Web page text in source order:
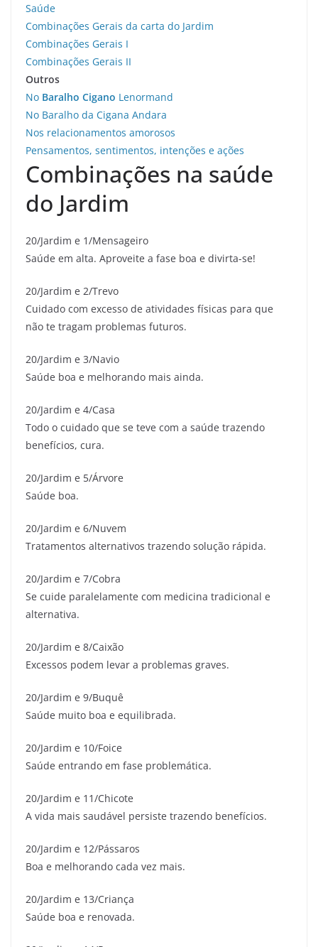
Saúde
Combinações Gerais da carta do Jardim
Combinações Gerais I
Combinações Gerais II
Outros
No Baralho Cigano Lenormand
No Baralho da Cigana Andara
Nos relacionamentos amorosos
Pensamentos, sentimentos, intenções e ações
Combinações na saúde
do Jardim
20/Jardim e 1/Mensageiro
Saúde em alta. Aproveite a fase boa e divirta-se!
20/Jardim e 2/Trevo
Cuidado com excesso de atividades físicas para que
não te tragam problemas futuros.
20/Jardim e 3/Navio
Saúde boa e melhorando mais ainda.
20/Jardim e 4/Casa
Todo o cuidado que se teve com a saúde trazendo
benefícios, cura.
20/Jardim e 5/Árvore
Saúde boa.
20/Jardim e 6/Nuvem
Tratamentos alternativos trazendo solução rápida.
20/Jardim e 7/Cobra
Se cuide paralelamente com medicina tradicional e
alternativa.
20/Jardim e 8/Caixão
Excessos podem levar a problemas graves.
20/Jardim e 9/Buquê
Saúde muito boa e equilibrada.
20/Jardim e 10/Foice
Saúde entrando em fase problemática.
20/Jardim e 11/Chicote
A vida mais saudável persiste trazendo benefícios.
20/Jardim e 12/Pássaros
Boa e melhorando cada vez mais.
20/Jardim e 13/Criança
Saúde boa e renovada.